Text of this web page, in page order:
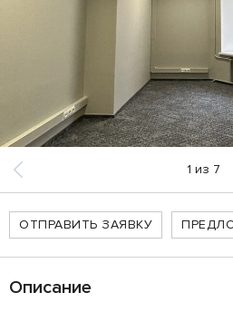
1 из 7
ОТПРАВИТЬ ЗАЯВКУ
Описание